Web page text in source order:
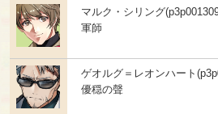
マルク・シリング
軍師
ゲオルグ＝レオンハート
優穏の聲